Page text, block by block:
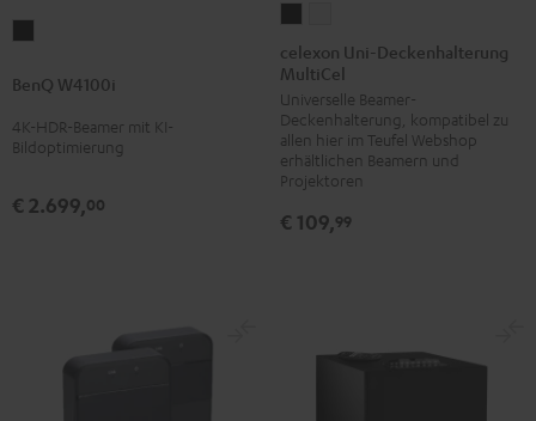
Schwarz
BenQ W4100i
4K-HDR-Beamer mit KI-
Bildoptimierung
€ 2.699,00
Deckenhalterung
MultiCel
Schwarz
Uni-
Deckenhalterung
MultiCel
Weiß
celexon Uni-Deckenhalterung
MultiCel
Universelle Beamer-
Deckenhalterung, kompatibel zu
allen hier im Teufel Webshop
erhältlichen Beamern und
Projektoren
€ 109,99